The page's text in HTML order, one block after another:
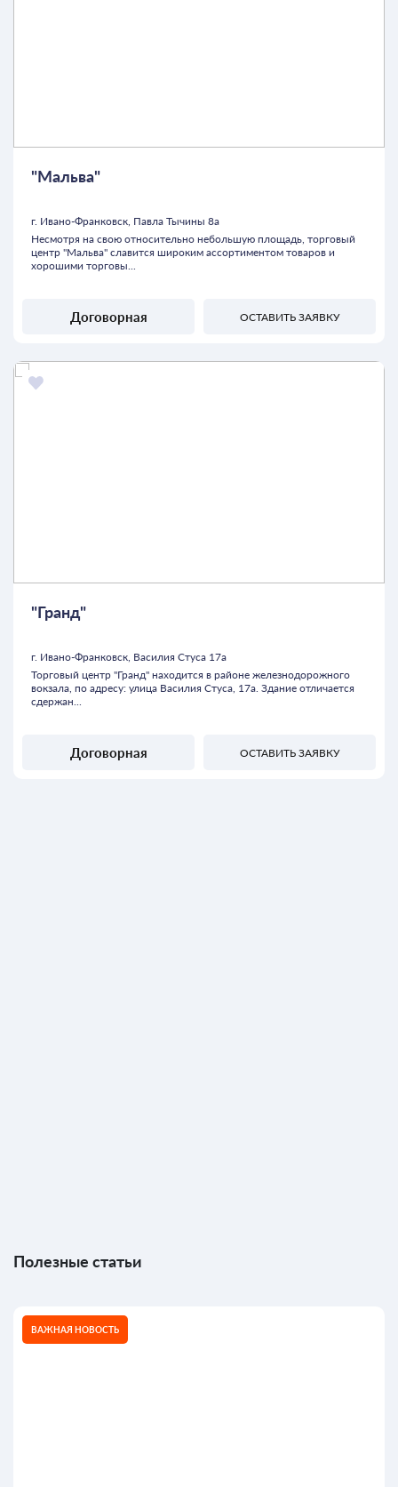
"Мальва"
г. Ивано-Франковск, Павла Тычины 8а
Несмотря на свою относительно небольшую площадь, торговый
центр "Мальва" славится широким ассортиментом товаров и
хорошими торговы...
Договорная ОСТАВИТЬ ЗАЯВКУ
"Гранд"
г. Ивано-Франковск, Василия Стуса 17а
Торговый центр "Гранд" находится в районе железнодорожного
вокзала, по адресу: улица Василия Стуса, 17а. Здание отличается
сдержан...
Договорная ОСТАВИТЬ ЗАЯВКУ
Полезные статьи
ВАЖНАЯ НОВОСТЬ